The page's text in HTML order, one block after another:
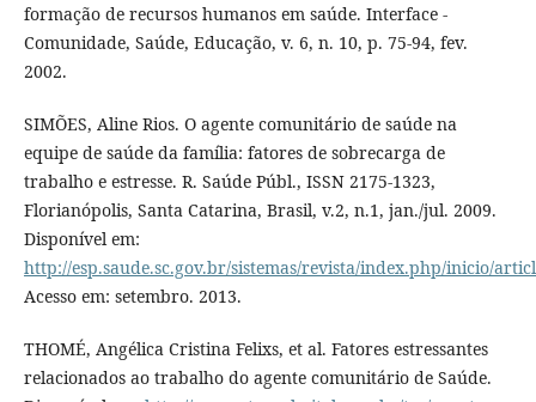
formação de recursos humanos em saúde. Interface -
Comunidade, Saúde, Educação, v. 6, n. 10, p. 75-94, fev.
2002.
SIMÕES, Aline Rios. O agente comunitário de saúde na
equipe de saúde da família: fatores de sobrecarga de
trabalho e estresse. R. Saúde Públ., ISSN 2175-1323,
Florianópolis, Santa Catarina, Brasil, v.2, n.1, jan./jul. 2009.
Disponível em:
http://esp.saude.sc.gov.br/sistemas/revista/index.php/inicio/
Acesso em: setembro. 2013.
THOMÉ, Angélica Cristina Felixs, et al. Fatores estressantes
relacionados ao trabalho do agente comunitário de Saúde.